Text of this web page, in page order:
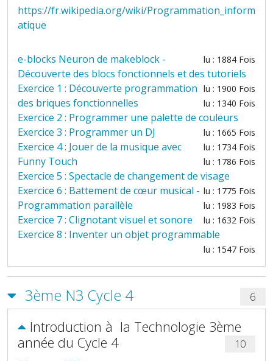
https://fr.wikipedia.org/wiki/Programmation_inform
atique
e-blocks Neuron de makeblock - lu : 1884 Fois
Découverte des blocs fonctionnels et des tutoriels
lu : 1900 Fois
Exercice 1 : Découverte programmation
des briques fonctionnelles
lu : 1340 Fois
Exercice 2 : Programmer une palette de couleurs
lu : 1665 Fois
Exercice 3 : Programmer un DJ
lu : 1734 Fois
Exercice 4 : Jouer de la musique avec
Funny Touch
lu : 1786 Fois
Exercice 5 : Spectacle de changement de visage
lu : 1775 Fois
Exercice 6 : Battement de cœur musical -
Programmation parallèle
lu : 1983 Fois
Exercice 7 : Clignotant visuel et sonore lu : 1632 Fois
Exercice 8 : Inventer un objet programmable
lu : 1547 Fois
3ème N3 Cycle 4 6
Introduction à la Technologie 3ème
année du Cycle 4
10